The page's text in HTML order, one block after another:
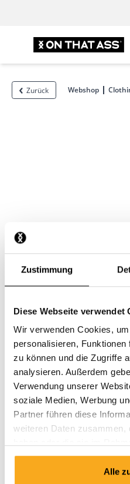
Zustimmung
Diese Webseite verwendet
Wir verwenden Cookies,
personalisieren,
zu können und die Zugriffe
analysieren. Außerdem
Verwendung unserer
soziale Medien, Werbung
Partner führen diese
weiteren Daten zusammen,
gesammelt haben.
Alle
Zurück Webshop